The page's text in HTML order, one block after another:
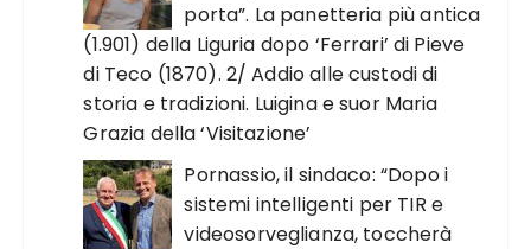
porta”. La panetteria più antica
(1.901) della Liguria dopo ‘Ferrari’ di Pieve
di Teco (1870). 2/ Addio alle custodi di
storia e tradizioni. Luigina e suor Maria
Grazia della ‘Visitazione’
Pornassio, il sindaco: “Dopo i
sistemi intelligenti per TIR e
videosorveglianza, toccherà